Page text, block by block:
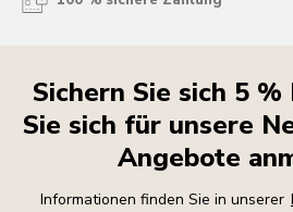
Sichern Sie sich 5
Sie sich für unsere
Angebote
Informationen finden Sie in unserer